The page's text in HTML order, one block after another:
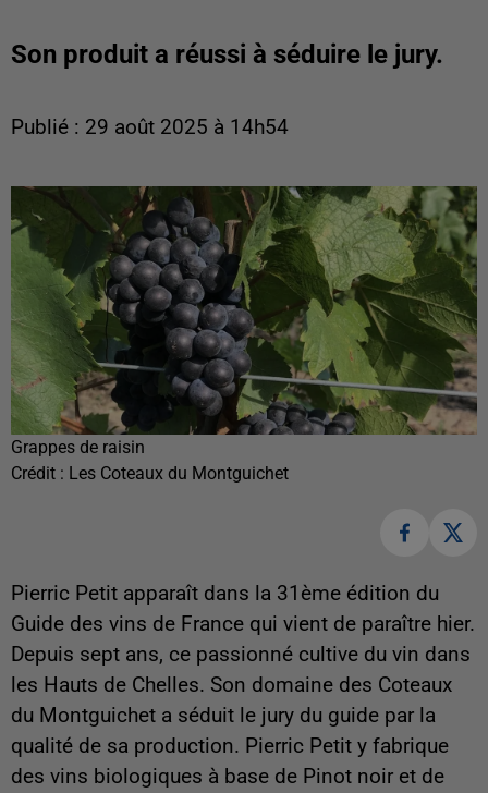
Son produit a réussi à séduire le jury.
Publié : 29 août 2025 à 14h54
Grappes de raisin
Crédit : Les Coteaux du Montguichet
Pierric Petit apparaît dans la 31ème édition du
Guide des vins de France qui vient de paraître hier.
Depuis sept ans, ce passionné cultive du vin dans
les Hauts de Chelles. Son domaine des Coteaux
du Montguichet a séduit le jury du guide par la
qualité de sa production. Pierric Petit y fabrique
des vins biologiques à base de Pinot noir et de